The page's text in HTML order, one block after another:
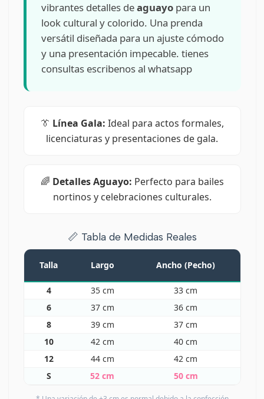
vibrantes detalles deaguayopara un
look cultural y colorido. Una prenda
versátil diseñada para un ajuste cómodo
y una presentación impecable. tienes
consultas escribenos al whatsapp
👔 Línea Gala: Ideal para actos formales,
licenciaturas y presentaciones de gala.
🌈 Detalles Aguayo: Perfecto para bailes
nortinos y celebraciones culturales.
📏 Tabla de Medidas Reales
Talla Largo Ancho (Pecho)
4 35 cm
33 cm
6
37 cm
36 cm
8
39 cm
37 cm
10
42 cm
40 cm
12
44 cm
42 cm
S
52 cm 50 cm